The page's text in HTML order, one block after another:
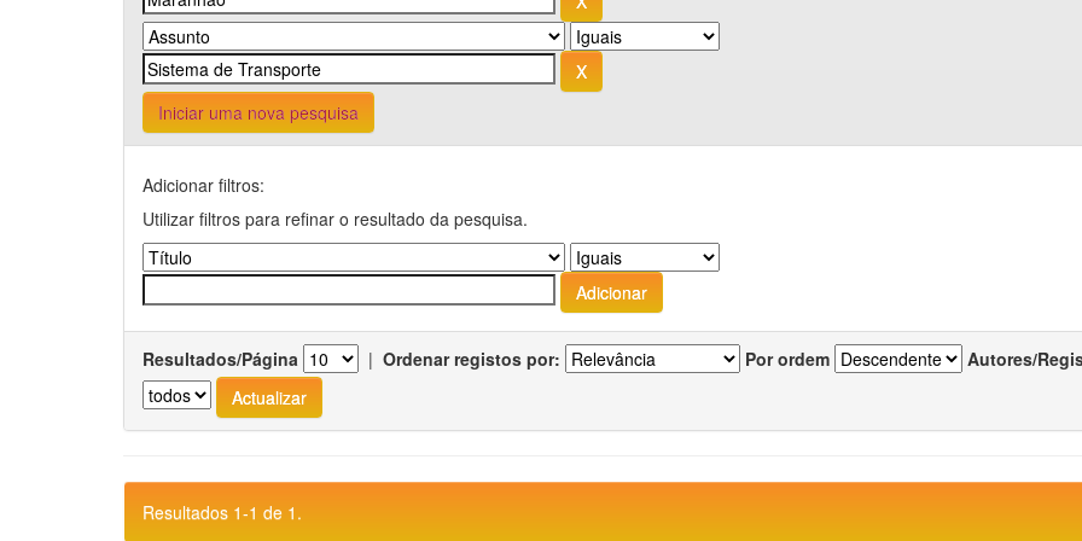
Iniciar uma nova pesquisa
Adicionar filtros:
Utilizar filtros para refinar o resultado da pesquisa.
Resultados/Página | Ordenar registos por: Por ordem Autores/
Resultados 1-1 de 1.